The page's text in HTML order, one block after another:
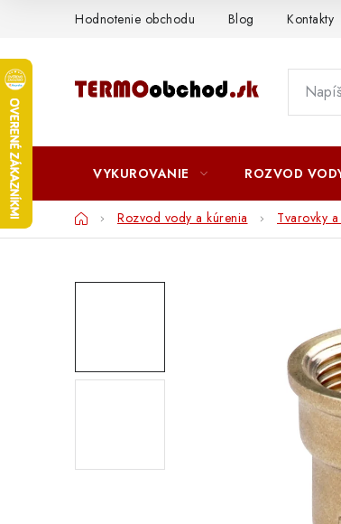
Hodnotenie obchodu Blog Kontakty
VYKUROVANIE ROZVOD
DomovRozvod vody a kúrenia Tvarovky